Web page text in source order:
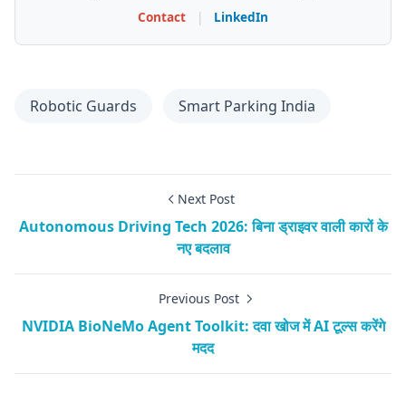
Contact | LinkedIn
Robotic Guards Smart Parking India
Next Post
Autonomous Driving Tech 2026: बिना ड्राइवर वाली कारों के
नए बदलाव
Previous Post
NVIDIA BioNeMo Agent Toolkit: दवा खोज में AI टूल्स करेंगे
मदद